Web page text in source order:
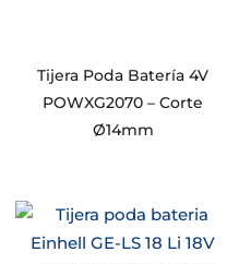
Tijera Poda Batería 4V
POWXG2070 – Corte
Ø14mm